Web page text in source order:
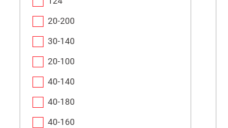
20-200
30-140
20-100
40-140
40-180
40-160